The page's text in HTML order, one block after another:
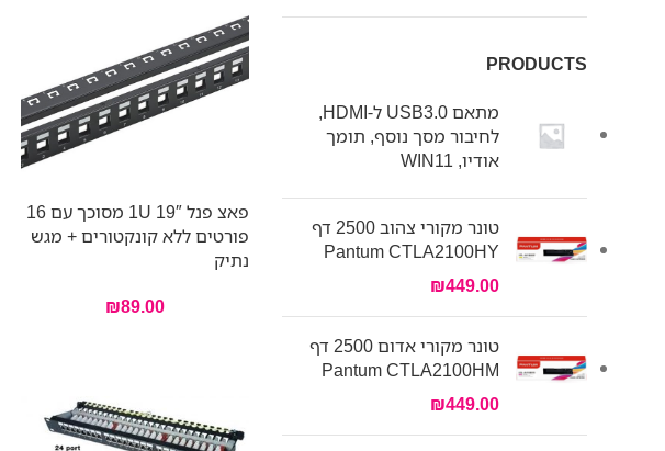
PRODUCTS
מתאם USB3.0 ל-HDMI,
לחיבור מסך נוסף, תומך
אודיו, WIN11
טונר מקורי צהוב 2500 דף
Pantum CTLA2100HY
₪449.00
טונר מקורי אדום 2500 דף
Pantum CTLA2100HM
₪449.00
פאצ פנל 19″ 1U מסוכך עם 16
פורטים ללא קונקטורים + מגש
נתיק
₪89.00